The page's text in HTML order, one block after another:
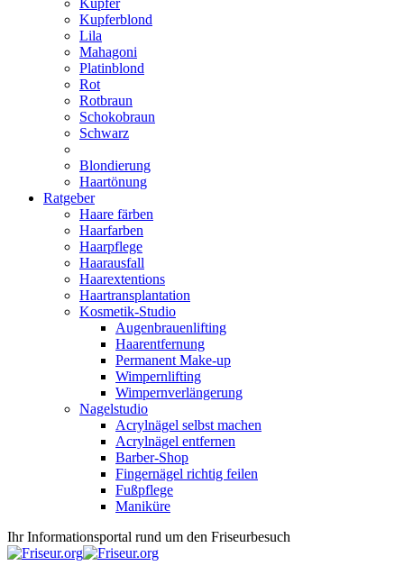
Kupfer
Kupferblond
Lila
Mahagoni
Platinblond
Rot
Rotbraun
Schokobraun
Schwarz
Blondierung
Haartönung
Ratgeber
Haare färben
Haarfarben
Haarpflege
Haarausfall
Haarextentions
Haartransplantation
Kosmetik-Studio
Augenbrauenlifting
Haarentfernung
Permanent Make-up
Wimpernlifting
Wimpernverlängerung
Nagelstudio
Acrylnägel selbst machen
Acrylnägel entfernen
Barber-Shop
Fingernägel richtig feilen
Fußpflege
Maniküre
Ihr Informationsportal rund um den Friseurbesuch